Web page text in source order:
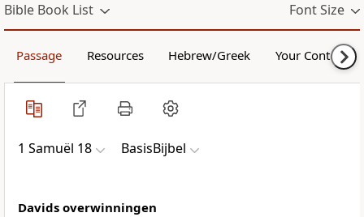
Bible Book List Font Size
Passage Resources Hebrew/Greek Your Content
1 Samuël 18 BasisBijbel
Davids overwinningen